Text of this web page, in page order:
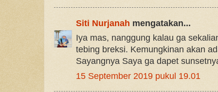
Siti Nurjanah mengatakan...
Iya mas, nanggung kalau ga
tebing breksi. Kemungkinan akan
Sayangnya Saya ga dapet
15 September 2019 pukul 19.01